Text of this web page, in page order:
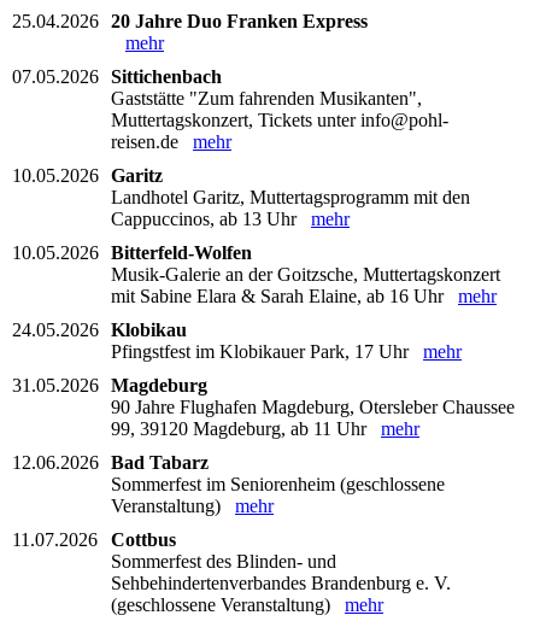
25.04.2026 20 Jahre Duo Franken Express
mehr
07.05.2026 Sittichenbach
Gaststätte "Zum fahrenden Musikanten",
Muttertagskonzert, Tickets unter info@pohl-
reisen.de mehr
10.05.2026 Garitz
Landhotel Garitz, Muttertagsprogramm mit den
Cappuccinos, ab 13 Uhr mehr
10.05.2026 Bitterfeld-Wolfen
Musik-Galerie an der Goitzsche, Muttertagskonzert
mit Sabine Elara & Sarah Elaine, ab 16 Uhr mehr
24.05.2026 Klobikau
Pfingstfest im Klobikauer Park, 17 Uhr mehr
31.05.2026 Magdeburg
90 Jahre Flughafen Magdeburg, Otersleber Chaussee
99, 39120 Magdeburg, ab 11 Uhr mehr
12.06.2026 Bad Tabarz
Sommerfest im Seniorenheim (geschlossene
Veranstaltung) mehr
11.07.2026
Cottbus
Sommerfest des Blinden- und
Sehbehindertenverbandes Brandenburg e. V.
(geschlossene Veranstaltung) mehr